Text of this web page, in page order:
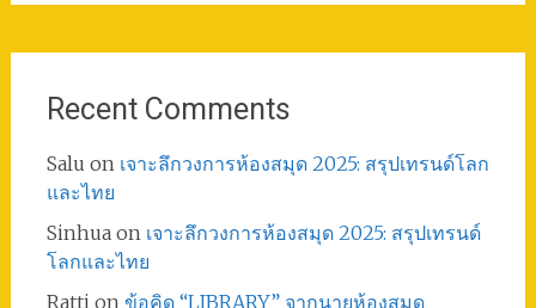
Recent Comments
Salu on เจาะลึกวงการห้องสมุด 2025: สรุปเทรนด์โลก
และไทย
Sinhuaon เจาะลึกวงการห้องสมุด 2025: สรุปเทรนด์
โลกและไทย
Ratti on ข้อคิด “LIBRARY” จากนายห้องสมุด